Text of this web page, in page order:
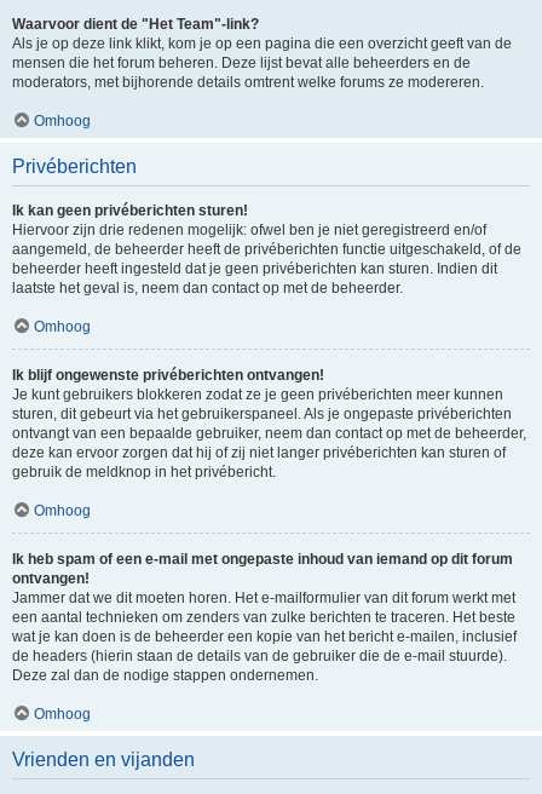
Waarvoor dient de "Het Team"-link?
Als je op deze link klikt, kom je op een pagina die een overzicht geeft van de
mensen die het forum beheren. Deze lijst bevat alle beheerders en de
moderators, met bijhorende details omtrent welke forums ze modereren.
Omhoog
Privéberichten
Ik kan geen privéberichten sturen!
Hiervoor zijn drie redenen mogelijk: ofwel ben je niet geregistreerd en/of
aangemeld, de beheerder heeft de privéberichten functie uitgeschakeld, of de
beheerder heeft ingesteld dat je geen privéberichten kan sturen. Indien dit
laatste het geval is, neem dan contact op met de beheerder.
Omhoog
Ik blijf ongewenste privéberichten ontvangen!
Je kunt gebruikers blokkeren zodat ze je geen privéberichten meer kunnen
sturen, dit gebeurt via het gebruikerspaneel. Als je ongepaste privéberichten
ontvangt van een bepaalde gebruiker, neem dan contact op met de beheerder,
deze kan ervoor zorgen dat hij of zij niet langer privéberichten kan sturen of
gebruik de meldknop in het privébericht.
Omhoog
Ik heb spam of een e-mail met ongepaste inhoud van iemand op dit forum
ontvangen!
Jammer dat we dit moeten horen. Het e-mailformulier van dit forum werkt met
een aantal technieken om zenders van zulke berichten te traceren. Het beste
wat je kan doen is de beheerder een kopie van het bericht e-mailen, inclusief
de headers (hierin staan de details van de gebruiker die de e-mail stuurde).
Deze zal dan de nodige stappen ondernemen.
Omhoog
Vrienden en vijanden